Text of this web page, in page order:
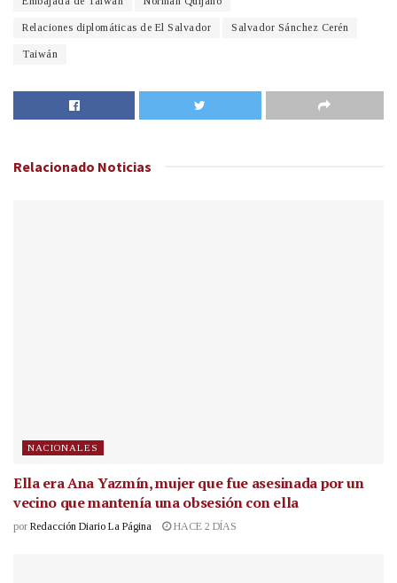
Relaciones diplomáticas de El Salvador Salvador Sánchez Cerén
Taiwán
Relacionado Noticias
NACIONALES
Ella era Ana Yazmín, mujer que fue asesinada por un
vecino que mantenía una obsesión con ella
por Redacción Diario La Página HACE 2 DÍAS